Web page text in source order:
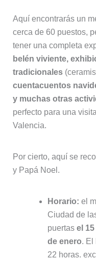
Aquí encontrarás un
cerca de 60 puestos,
tener una completa
belén viviente,
tradicionales
cuentacuentos
y muchas otras
perfecto para una
Valencia.
Por cierto, aquí se
y Papá Noel.
Horario: el
Ciudad de
puertas el
de enero. El
22 horas.